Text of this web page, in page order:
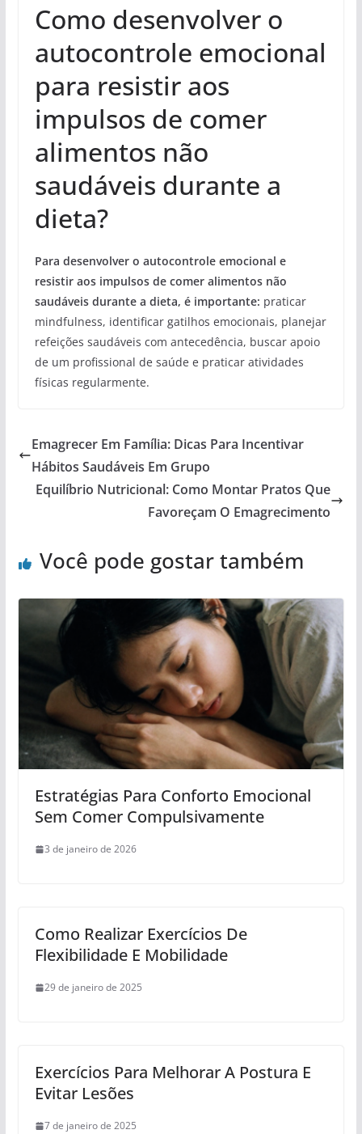
Como desenvolver o
autocontrole emocional
para resistir aos
impulsos de comer
alimentos não
saudáveis durante a
dieta?
Para desenvolver o autocontrole emocional e
resistir aos impulsos de comer alimentos não
saudáveis durante a dieta, é importante: praticar
mindfulness, identificar gatilhos emocionais, planejar
refeições saudáveis com antecedência, buscar apoio
de um profissional de saúde e praticar atividades
físicas regularmente.
Emagrecer Em Família: Dicas Para Incentivar
Hábitos Saudáveis Em Grupo
Equilíbrio Nutricional: Como Montar Pratos Que
Favoreçam O Emagrecimento
Você pode gostar também
Estratégias Para Conforto Emocional
Sem Comer Compulsivamente
3 de janeiro de 2026
Como Realizar Exercícios De
Flexibilidade E Mobilidade
29 de janeiro de 2025
Exercícios Para Melhorar A Postura E
Evitar Lesões
7 de janeiro de 2025